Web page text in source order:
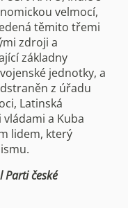
velmocí,
těmito třemi
zdroji a
základny
jednotky, a
z úřadu
Latinská
a Kuba
lidem, který
Parti české